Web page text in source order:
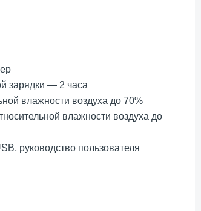
зарядки — 2 часа
влажности воздуха до 70%
влажности воздуха до
руководство пользователя